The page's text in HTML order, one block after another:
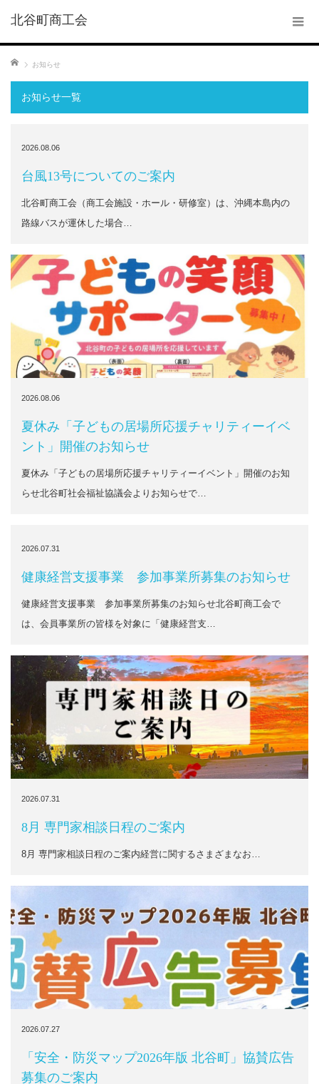
北谷町商工会
ホーム お知らせ
お知らせ一覧
2026.08.06
台風13号についてのご案内
北谷町商工会（商工会施設・ホール・研修室）は、沖縄本島内の
路線バスが運休した場合…
2026.08.06
夏休み「子どもの居場所応援チャリティーイベ
ント」開催のお知らせ
夏休み「子どもの居場所応援チャリティーイベント」開催のお知
らせ北谷町社会福祉協議会よりお知らせで…
2026.07.31
健康経営支援事業 参加事業所募集のお知らせ
健康経営支援事業 参加事業所募集のお知らせ北谷町商工会で
は、会員事業所の皆様を対象に「健康経営支…
2026.07.31
8月 専門家相談日程のご案内
8月 専門家相談日程のご案内経営に関するさまざまなお…
2026.07.27
「安全・防災マップ2026年版 北谷町」協賛広告
募集のご案内